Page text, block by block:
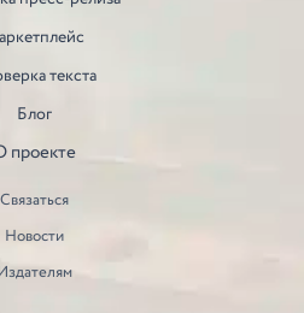
текста
Блог
проекте
Связаться
Новости